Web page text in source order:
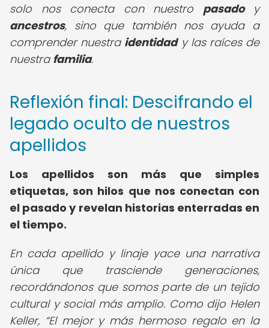
solo nos conecta con nuestro pasadoy
ancestros, sino que también nos ayuda a
comprender nuestra identidady las raíces de
nuestra familia.
Reflexión final: Descifrando el
legado oculto de nuestros
apellidos
Los apellidos son más que simples
etiquetas, son hilos que nos conectan con
el pasado y revelan historias enterradas en
el tiempo.
En cada apellido y linaje yace una narrativa
única que trasciende generaciones,
recordándonos que somos parte de un tejido
cultural y social más amplio. Como dijo Helen
Keller, El mejor y más hermoso regalo en la